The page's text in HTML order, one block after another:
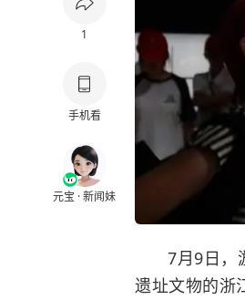
1
手机看
元宝 · 新闻妹
7月9日，
遗址文物的浙